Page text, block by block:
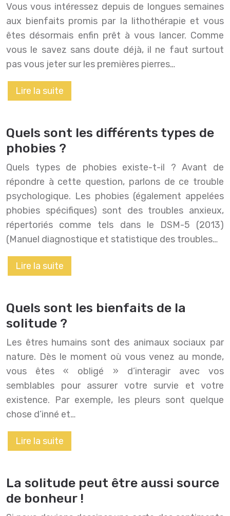
Vous vous intéressez depuis de longues semaines
aux bienfaits promis par la lithothérapie et vous
êtes désormais enfin prêt à vous lancer. Comme
vous le savez sans doute déjà, il ne faut surtout
pas vous jeter sur les premières pierres…
Lire la suite
Quels sont les différents types de
phobies ?
Quels types de phobies existe-t-il ? Avant de
répondre à cette question, parlons de ce trouble
psychologique. Les phobies (également appelées
phobies spécifiques) sont des troubles anxieux,
répertoriés comme tels dans le DSM-5 (2013)
(Manuel diagnostique et statistique des troubles…
Lire la suite
Quels sont les bienfaits de la
solitude ?
Les êtres humains sont des animaux sociaux par
nature. Dès le moment où vous venez au monde,
vous êtes « obligé » d’interagir avec vos
semblables pour assurer votre survie et votre
existence. Par exemple, les pleurs sont quelque
chose d’inné et…
Lire la suite
La solitude peut être aussi source
de bonheur !